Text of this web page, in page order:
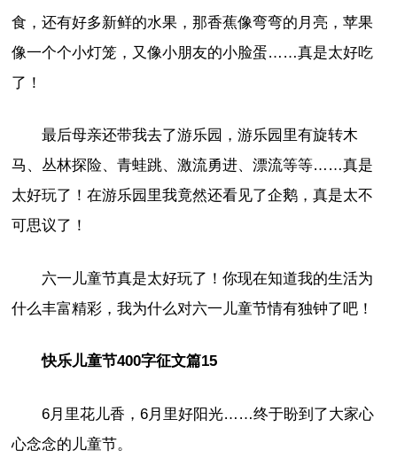
食，还有好多新鲜的水果，那香蕉像弯弯的月亮，苹果
像一个个小灯笼，又像小朋友的小脸蛋……真是太好吃
了！
最后母亲还带我去了游乐园，游乐园里有旋转木
马、丛林探险、青蛙跳、激流勇进、漂流等等……真是
太好玩了！在游乐园里我竟然还看见了企鹅，真是太不
可思议了！
六一儿童节真是太好玩了！你现在知道我的生活为
什么丰富精彩，我为什么对六一儿童节情有独钟了吧！
快乐儿童节400字征文篇15
6月里花儿香，6月里好阳光……终于盼到了大家心
心念念的儿童节。